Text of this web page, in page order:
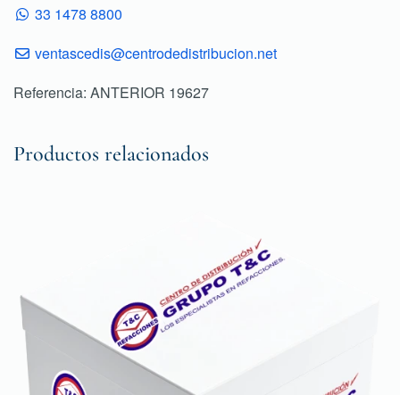
33 1478 8800
ventascedis@centrodedistribucion.net
Referencia: ANTERIOR 19627
Productos relacionados